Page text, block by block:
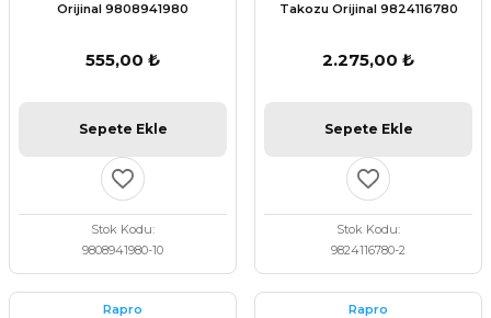
Orijinal 9808941980
555,00 ₺
Sepete Ekle
Stok Kodu
9808941980-10
Takozu Orijinal 9824116780
2.275,00 ₺
Sepete Ekle
Stok Kodu
9824116780-2
Rapro
Rapro